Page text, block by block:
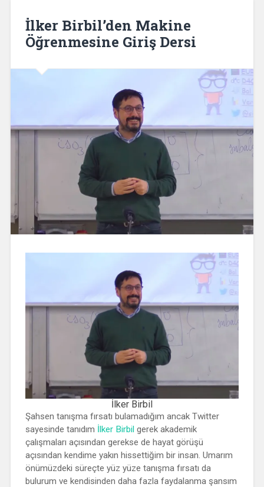
İlker Birbil’den Makine
Öğrenmesine Giriş Dersi
İlker Birbil
Şahsen tanışma fırsatı bulamadığım ancak Twitter
sayesinde tanıdım İlker Birbil gerek akademik
çalışmaları açısından gerekse de hayat görüşü
açısından kendime yakın hissettiğim bir insan. Umarım
önümüzdeki süreçte yüz yüze tanışma fırsatı da
bulurum ve kendisinden daha fazla faydalanma şansım